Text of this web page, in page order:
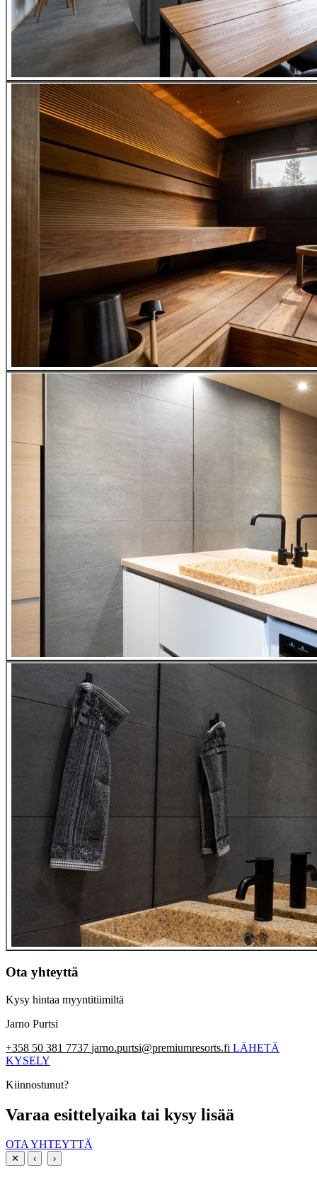
Ota yhteyttä
Kysy hintaa myyntitiimiltä
Jarno Purtsi
+358 50 381 7737 jarno.purtsi@premiumresorts.fi LÄHETÄ
KYSELY
Kiinnostunut?
Varaa esittelyaika tai kysy lisää
OTA YHTEYTTÄ
✕ ‹ ›